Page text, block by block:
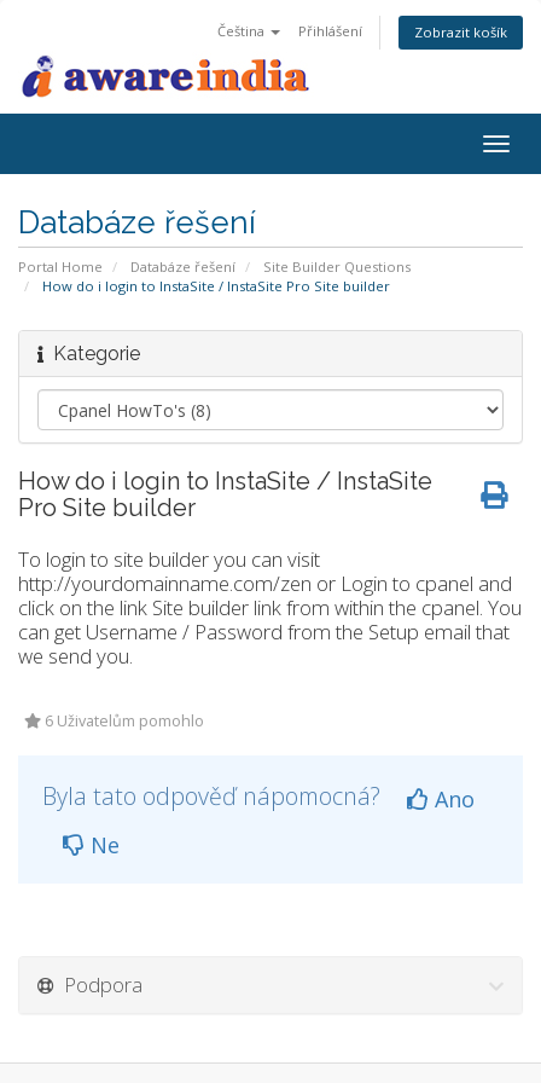
Čeština Přihlášení Zobrazit košík
Databáze řešení
Portal Home Databáze řešení
Site Builder Questions
How do i login to InstaSite / InstaSite Pro Site builder
Kategorie
How do i login to InstaSite / InstaSite
Pro Site builder
To login to site builder you can visit
http://yourdomainname.com/zen or Login to cpanel and
click on the link Site builder link from within the cpanel. You
can get Username / Password from the Setup email that
we send you.
6 Uživatelům pomohlo
Byla tato odpověď nápomocná?
Ano
Ne
Podpora